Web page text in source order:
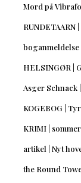
Mord på
boganmeldelse
HELSINGØR |
Asger Schnack
KOGEBOG |
KRIMI |
artikel | Nyt
the Round